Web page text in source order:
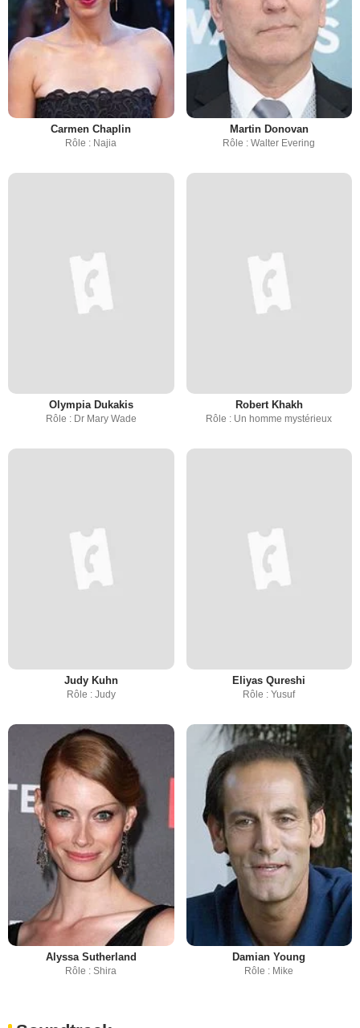
Carmen Chaplin
Rôle : Najia
Martin Donovan
Rôle : Walter Evering
Olympia Dukakis
Rôle : Dr Mary Wade
Robert Khakh
Rôle : Un homme mystérieux
Judy Kuhn
Rôle : Judy
Eliyas Qureshi
Rôle : Yusuf
Alyssa Sutherland
Rôle : Shira
Damian Young
Rôle : Mike